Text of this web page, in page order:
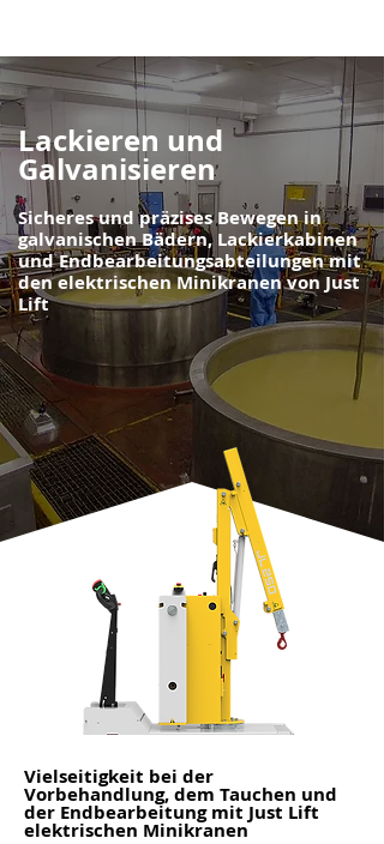
Lackieren und
Galvanisieren
Sicheres und präzises Bewegen in
galvanischen Bädern, Lackierkabinen
und Endbearbeitungsabteilungen mit
den elektrischen Minikranen von Just
Lift
Vielseitigkeit bei der
Vorbehandlung, dem Tauchen und
der Endbearbeitung mit Just Lift
elektrischen Minikranen